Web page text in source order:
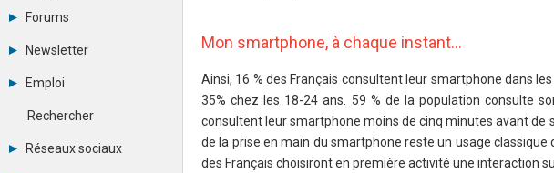
Forums
Tous les forums
Se connecter
Messages privés
Contacter un modérateur
Newsletter
Archives
Abonnement
Emploi
Consulter les annonces
Observatoire de l'emploi
Rechercher
Réseaux sociaux
Mon smartphone, à chaque instant…
Ainsi, 16 % des Français consultent leur smartphone dans
35% chez les 18-24 ans. 59 % de la population consulte
consultent leur smartphone moins de cinq minutes avant de
de la prise en main du smartphone reste un usage
des Français choisiront en première activité une interaction